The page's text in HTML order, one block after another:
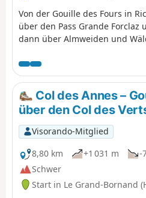
Von der Gouille des Fours in
über den Pass Grande Forclaz
dann über Almweiden und
Col des Annes –
über den Col des
Visorando-Mitglied
8,80 km
+1 031 m -
Schwer
Start in Le Grand-Bornand